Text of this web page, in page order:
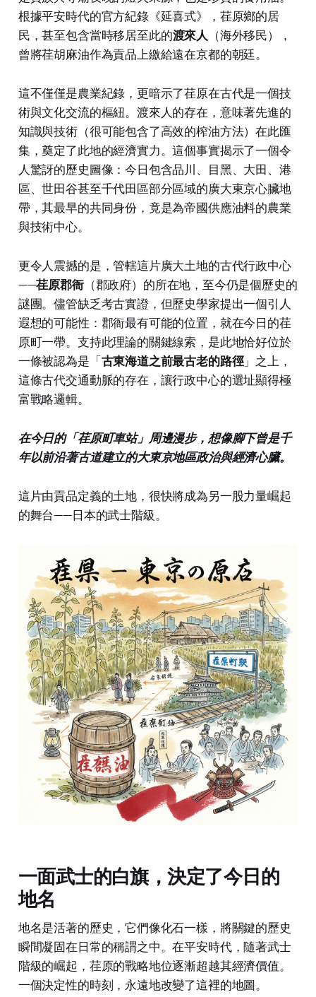
根據平安時代的官方紀錄《延喜式》，荏原鄉的居
民，甚至包含當時移居至此的渡來人 （海外移民），
曾將荏胡麻油作為貢品上繳給遠在京都的朝廷。
這不僅僅是農業紀錄，更暗示了荏原在古代是一個技
術與文化交流的樞紐。渡來人的存在，意味著先進的
知識與技術（很可能包含了高效的榨油方法）在此匯
集，奠定了此地的經濟實力。這個事實揭示了一個令
人驚訝的歷史圖像：今日包含品川、目黑、大田、港
區、世田谷甚至千代田區部分區域的廣大東京心臟地
帶，其最早的共同身份，竟是為帝國供應油料的農業
與技術中心。
更令人震撼的是，管轄這片廣大土地的古代行政中心
——荏原郡衙（郡政府）的所在地，至今仍是個歷史的
謎團。儘管缺乏考古實證，但歷史學家提出一個引人
遐想的可能性：郡衙最有可能的位置，就在今日的荏
原町一帶。支持此理論的關鍵線索，是此地恰好位於
一條被認為是「古東海道之前最古老的路徑」之上，
這條古代交通動脈的存在，讓行政中心的選址顯得極
富戰略邏輯。
在今日的「荏原町車站」周邊漫步，想像腳下曾是千
年以前沿著古道建立的大東京地區政治與經濟心臟。
這片由貢品定義的土地，很快將成為另一股力量崛起
的舞台——日本的武士階級。
一面武士的白旗，決定了今日的
地名
地名是活著的歷史，它們像化石一樣，將關鍵的歷史
瞬間凝固在日常的稱謂之中。在平安時代，隨著武士
階級的崛起，荏原的戰略地位逐漸超越其經濟價值。
一個決定性的時刻，永遠地改變了這裡的地圖。